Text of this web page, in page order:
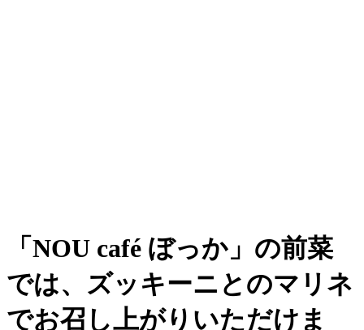
「NOU café ぼっか」の前菜
では、ズッキーニとのマリネ
でお召し上がりいただけま